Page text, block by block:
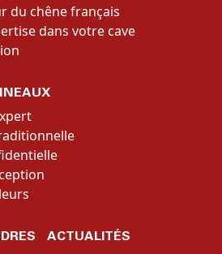
du chêne français
dans votre cave
ACTUALITÉS